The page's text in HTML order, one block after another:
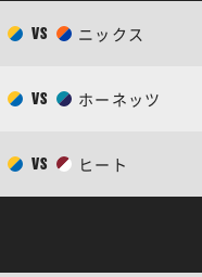
VS ニックス
VS ホーネッツ
VS ヒート